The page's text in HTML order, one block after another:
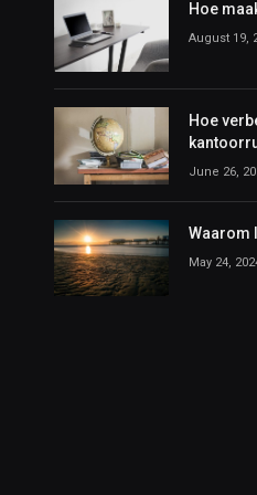
Hoe
August 19,
Hoe
June 26,
Waarom
May 24,